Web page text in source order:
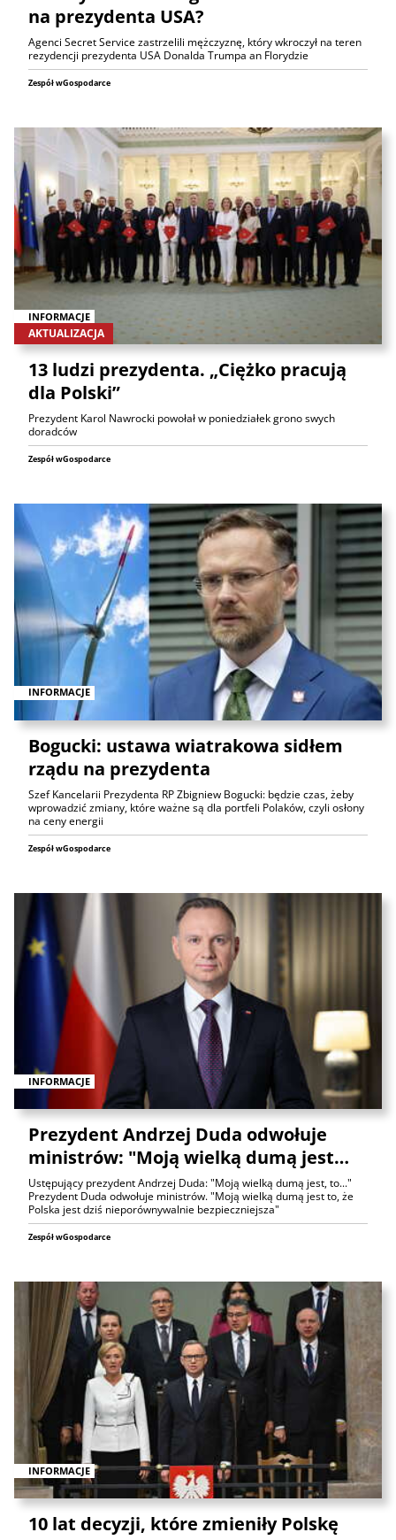
na prezydenta USA?
Agenci Secret Service zastrzelili mężczyznę, który wkroczył na teren
rezydencji prezydenta USA Donalda Trumpa an Florydzie
Zespół wGospodarce
INFORMACJE
AKTUALIZACJA
13 ludzi prezydenta. „Ciężko pracują
dla Polski”
Prezydent Karol Nawrocki powołał w poniedziałek grono swych
doradców
Zespół wGospodarce
INFORMACJE
Bogucki: ustawa wiatrakowa sidłem
rządu na prezydenta
Szef Kancelarii Prezydenta RP Zbigniew Bogucki: będzie czas, żeby
wprowadzić zmiany, które ważne są dla portfeli Polaków, czyli osłony
na ceny energii
Zespół wGospodarce
INFORMACJE
Prezydent Andrzej Duda odwołuje
ministrów: "Moją wielką dumą jest…
Ustępujący prezydent Andrzej Duda: "Moją wielką dumą jest, to..."
Prezydent Duda odwołuje ministrów. "Moją wielką dumą jest to, że
Polska jest dziś nieporównywalnie bezpieczniejsza"
Zespół wGospodarce
INFORMACJE
10 lat decyzji, które zmieniły Polskę